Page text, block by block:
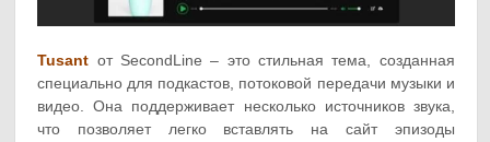
Tusant от SecondLine – это стильная тема, созданная
специально для подкастов, потоковой передачи музыки и
видео. Она поддерживает несколько источников звука,
что позволяет легко вставлять на сайт эпизоды